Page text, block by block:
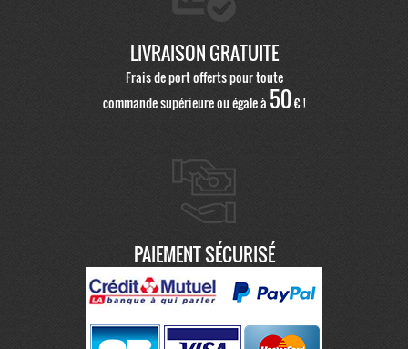
LIVRAISON GRATUITE
Frais de port offerts pour toute
commande supérieure ou égale à 50€ !
PAIEMENT SÉCURISÉ